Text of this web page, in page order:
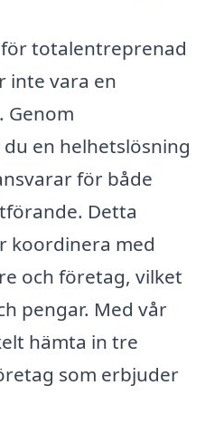
totalentreprenad
inte vara en
Genom
en helhetslösning
för både
Detta
koordinera med
och företag, vilket
pengar. Med vår
hämta in tre
som erbjuder